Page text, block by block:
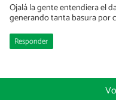
Ojalá la gente entendiera el
generando tanta basura por
Responder